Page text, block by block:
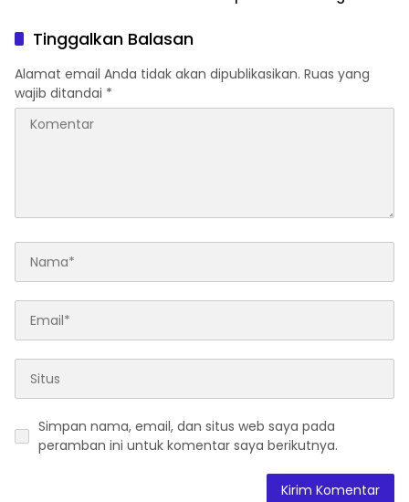
Tinggalkan Balasan
Alamat email Anda tidak akan dipublikasikan. Ruas yang
wajib ditandai *
Simpan nama, email, dan situs web saya pada
peramban ini untuk komentar saya berikutnya.